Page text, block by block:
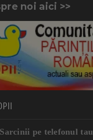
noi aici >>
pe telefonul tau